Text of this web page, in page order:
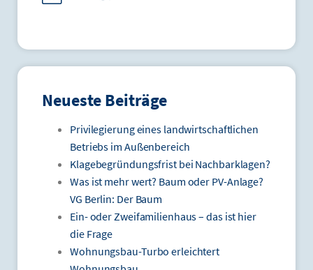
Neueste Beiträge
Privilegierung eines landwirtschaftlichen
Betriebs im Außenbereich
Klagebegründungsfrist bei Nachbarklagen?
Was ist mehr wert? Baum oder PV-Anlage?
VG Berlin: Der Baum
Ein- oder Zweifamilienhaus – das ist hier
die Frage
Wohnungsbau-Turbo erleichtert